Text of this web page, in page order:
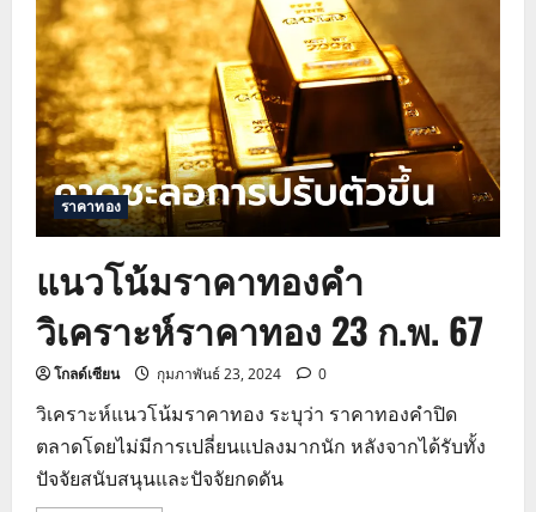
วิเคราะห์
ราคา
ทอง
27
ก.พ.
67
ราคาทอง
แนวโน้มราคาทองคำ
วิเคราะห์ราคาทอง 23 ก.พ. 67
โกลด์เซียน กุมภาพันธ์ 23, 2024 0
วิเคราะห์แนวโน้มราคาทอง ระบุว่า ราคาทองคำปิด
ตลาดโดยไม่มีการเปลี่ยนแปลงมากนัก หลังจากได้รับทั้ง
ปัจจัยสนับสนุนและปัจจัยกดดัน